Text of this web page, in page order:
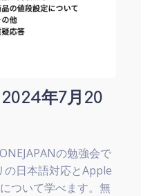
年7月20
の勉強会で
日本語対応とApple
ついて学べます。無